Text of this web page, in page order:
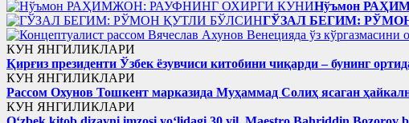
Нўъмон
ГЎЗАЛ БЕГИМ:
КУН ЯНГИЛИКЛАРИ
Қирғиз президенти Ўзбек ёзувчиси китобини чиқарди – бунинг
КУН ЯНГИЛИКЛАРИ
Рассом Охунов Тошкент марказида Муҳаммад Солиҳ яcаган
КУН ЯНГИЛИКЛАРИ